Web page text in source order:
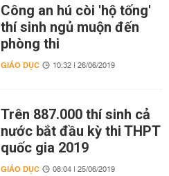
Công an hú còi 'hộ tống'
thí sinh ngủ muộn đến
phòng thi
GIÁO DỤC 10:32 | 26/06/2019
Trên 887.000 thí sinh cả
nước bắt đầu kỳ thi THPT
quốc gia 2019
GIÁO DỤC 08:04 | 25/06/2019